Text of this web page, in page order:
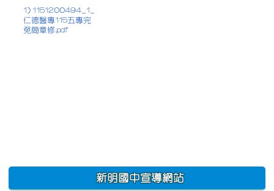
1) 1151200494_1_
仁德醫專115五專完
免簡章修.pdf
:::
新明國中宣導網站